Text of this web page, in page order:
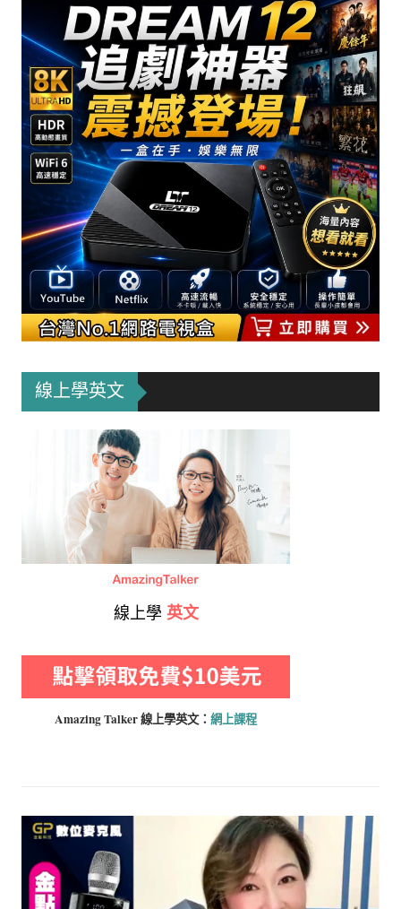
線上學英文
線上學 英文
Amazing Talker 線上學英文： 網上課程